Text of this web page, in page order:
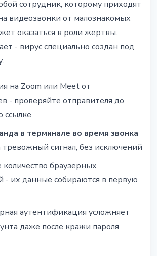
сотрудник, которому приходят
видеозвонки от малознакомых
оказаться в роли жертвы.
- вирус специально создан под
на Zoom или Meet от
- проверяйте отправителя до
ссылке
в терминале во время звонка
тревожный сигнал, без исключений
браузерных
- их данные собираются в первую
аутентификация усложняет
даже после кражи пароля